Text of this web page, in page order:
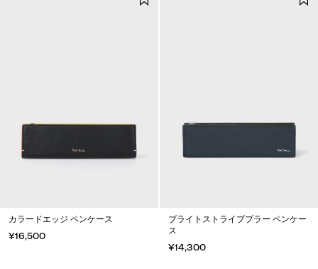
カラードエッジ ペンケース
¥16,500
ブライトストライププラー ペンケー
ス
¥14,300